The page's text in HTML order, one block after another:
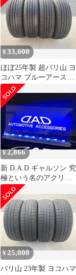
¥33,000
ほぼ25年製 超バリ山 ヨ
コハマ ブルーアース
RV03CK 165/55r15
¥2,866
新 D.A.D ギャルソン 究
極という名のアクリル
プレート 青く光るLED
¥25,000
バリ山 23年製 ヨコハマ